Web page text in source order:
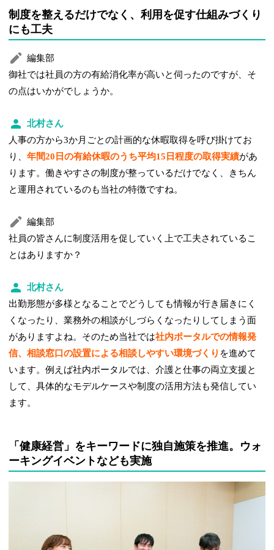
制度を整えるだけでなく、利用を促す仕組みづくり
にも工夫
編集部
御社では社員の方の有給消化率が高いと伺ったのですが、そ
の点はいかがでしょうか。
北村さん
人事の方から3か月ごとの計画的な休暇取得を呼び掛けてお
り、年間20日の有給休暇のうち平均15日程度の取得実績があ
ります。働きやすさの制度が整っているだけでなく、きちん
と運用されているのも当社の特徴ですね。
編集部
社員の皆さんに制度活用を促していく上で工夫されているこ
とはありますか？
北村さん
出勤形態が多様となることでどうしても情報が行き届きにく
くなったり、業務外の相談がしづらくなったりしてしまう面
がありますよね。そのため当社では社内ポータルでの情報発
信、相談窓口の設置による相談しやすい環境づくり を進めて
います。例えば社内ポータルでは、介護と仕事の両立支援と
して、具体的なモデルケースや制度の活用方法も発信してい
ます。
「健康経営」をキーワードに独自施策を推進。ウォ
ーキングイベントなども実施